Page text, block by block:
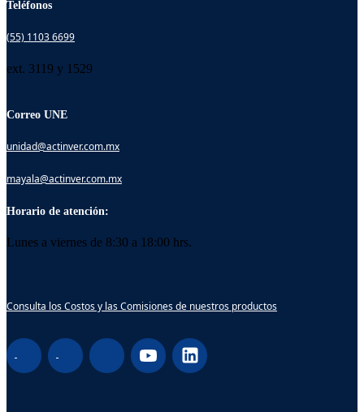
Teléfonos
(55) 1103 6699
ext. 3119 y 1529
Correo UNE
unidad@actinver.com.mx
mayala@actinver.com.mx
Horario de atención:
Lunes a viernes de 8:30 a 18:00 hrs.
Consulta los Costos y las Comisiones de nuestros productos